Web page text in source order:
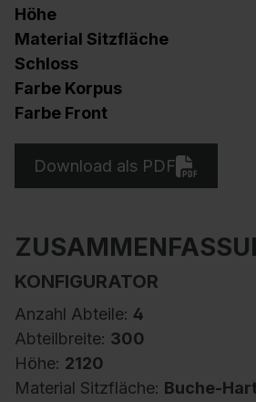
Höhe
Material Sitzfläche
Schloss
Farbe Korpus
Farbe Front
Download als PDF
KONFIGURATOR
Anzahl Abteile: 4
Abteilbreite: 300
Höhe: 2120
Material Sitzfläche: Buche-